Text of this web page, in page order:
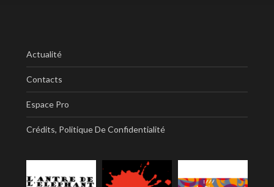
Actualité
Contacts
Espace Pro
Crédits, Politique De Confidentialité